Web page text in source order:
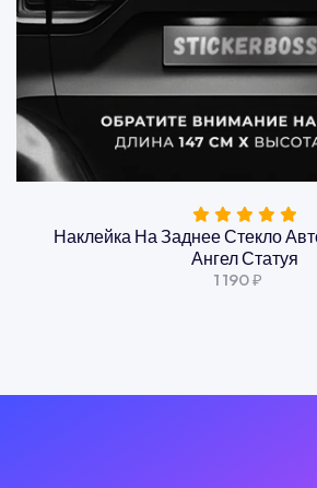
Наклейка На Заднее Стекло
Ангел Статуя
1 190 ₽